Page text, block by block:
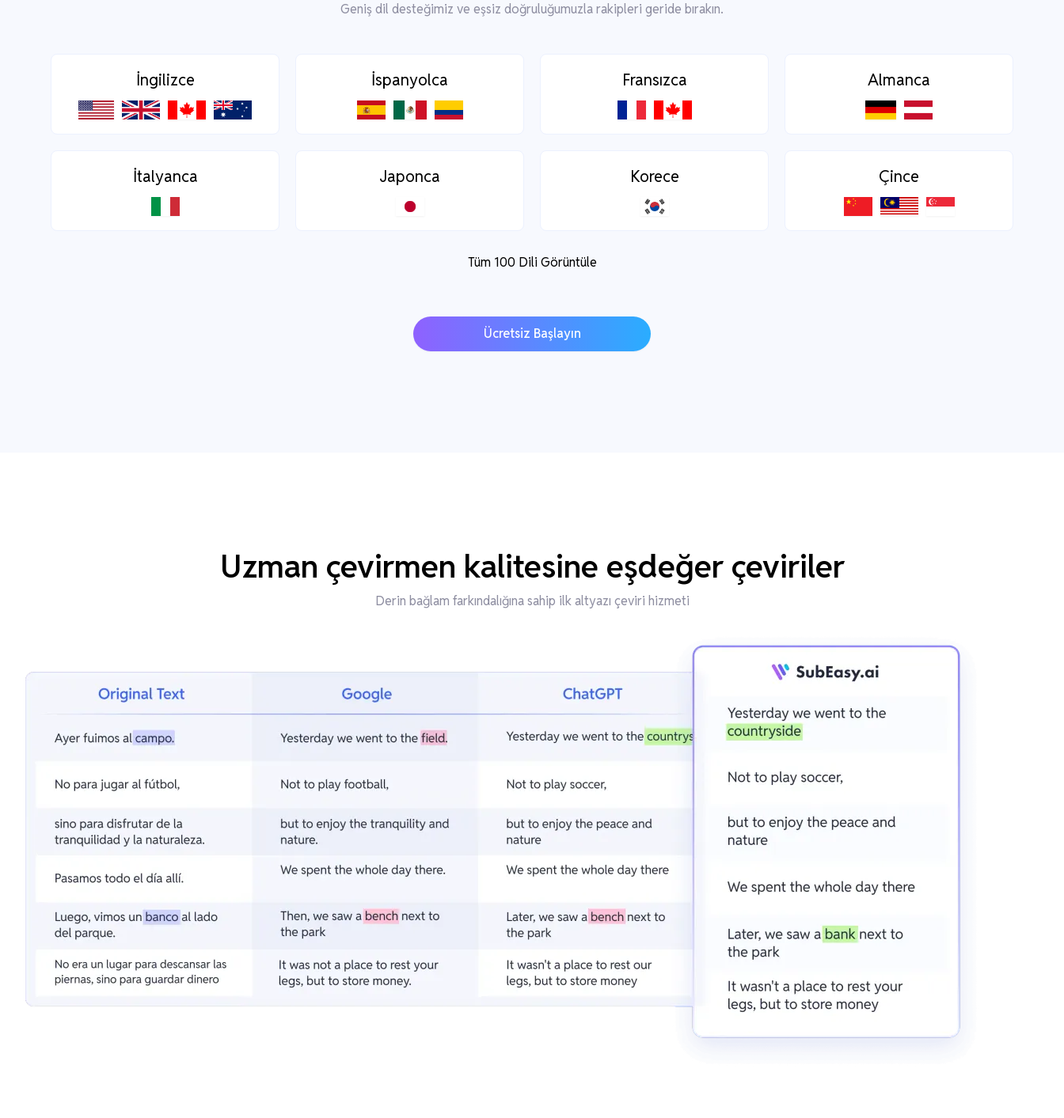
Geniş dil desteğimiz ve eşsiz doğruluğumuzla rakipleri geride bırakın.
İngilizce İspanyolca Fransızca Almanca
İtalyanca Japonca Korece Çince
Tüm 100 Dili Görüntüle
Ücretsiz Başlayın
Uzman çevirmen kalitesine eşdeğer çeviriler
Derin bağlam farkındalığına sahip ilk altyazı çeviri hizmeti